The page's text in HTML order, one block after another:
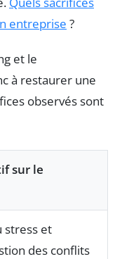
entreprise ?
et le
à restaurer une
observés sont
sur le
stress et
des conflits